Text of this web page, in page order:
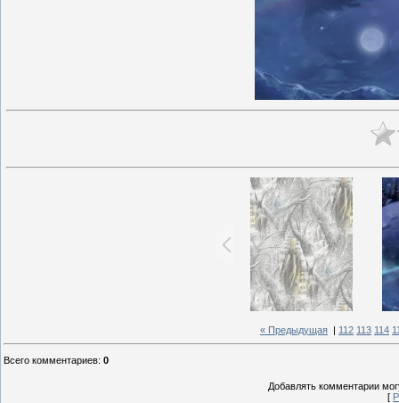
« Предыдущая 112 113 114
Всего комментариев: 0
Добавлять комментарии
[